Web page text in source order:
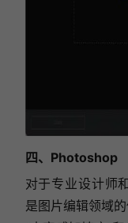
四、Photoshop
对于专业设计师
是图片编辑领域